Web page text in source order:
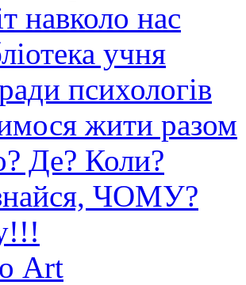
навколо нас
учня
психологів
жити разом
Де? Коли?
ЧОМУ?
Art